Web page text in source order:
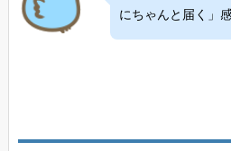
にちゃんと届く」